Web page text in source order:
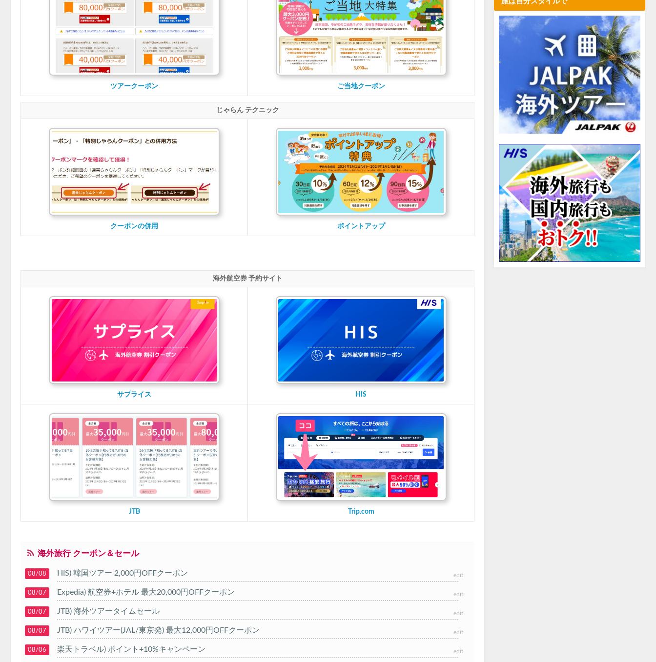
ツアークーポン ご当地クーポン
じゃらん テクニック
クーポンの併用 ポイントアップ
海外航空券 予約サイト
サプライス HIS
JTB Trip.com
海外旅行 クーポン＆セール
08/08 HIS) 韓国ツアー 2,000円OFFクーポン edit
08/07 Expedia) 航空券+ホテル 最大20,000円OFFクーポン edit
08/07 JTB) 海外ツアータイムセール edit
08/07 JTB) ハワイツアー(JAL/東京発) 最大12,000円OFFクーポン edit
08/06 楽天トラベル) ポイント+10%キャンペーン edit